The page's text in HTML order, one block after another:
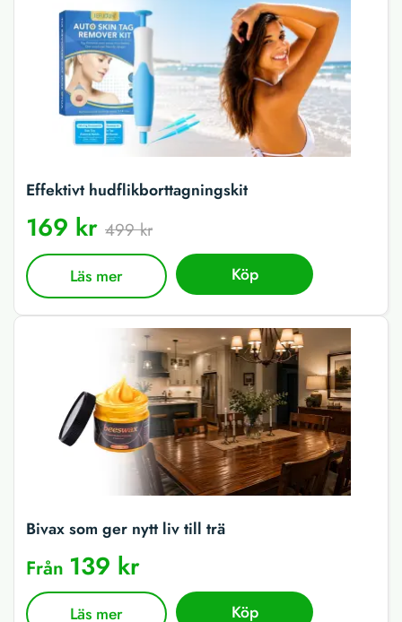
Effektivt hudflikborttagningskit
169 kr 499 kr
Läs mer Köp
Bivax som ger nytt liv till trä
Från 139 kr
Läs mer Köp